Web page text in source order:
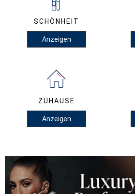
SCHÖNHEIT
Anzeigen
ZUHAUSE
Anzeigen